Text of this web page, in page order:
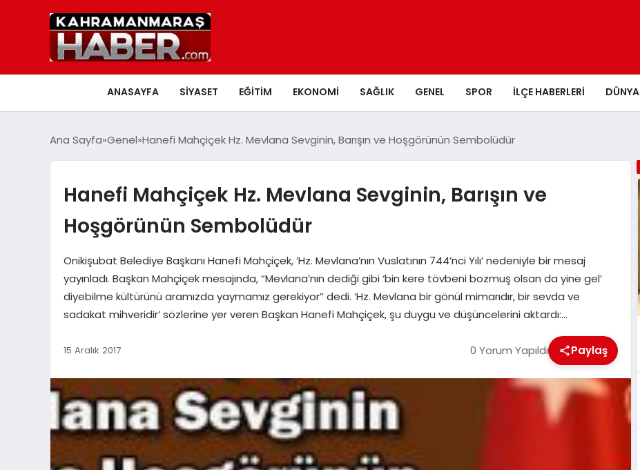
ANASAYFA SIYASET EĞITIM EKONOMI SAĞLIK GENEL SPOR İLÇE HABERLERI DÜNYA
Ana Sayfa Genel Hanefi Mahçiçek Hz. Mevlana Sevginin, Barışın ve Hoşgörünün Sembolüdür
Hanefi Mahçiçek Hz. Mevlana Sevginin, Barışın ve
Hoşgörünün Sembolüdür
Onikişubat Belediye Başkanı Hanefi Mahçiçek, ’Hz. Mevlana’nın Vuslatının 744’nci Yılı’ nedeniyle bir mesaj
yayınladı. Başkan Mahçiçek mesajında, “Mevlana’nın dediği gibi ‘bin kere tövbeni bozmuş olsan da yine gel’
diyebilme kültürünü aramızda yaymamız gerekiyor” dedi. ‘Hz. Mevlana bir gönül mimarıdır, bir sevda ve
sadakat mihveridir’ sözlerine yer veren Başkan Hanefi Mahçiçek, şu duygu ve düşüncelerini aktardı:…
15 Aralık 2017 0 Yorum Yapıldı Paylaş